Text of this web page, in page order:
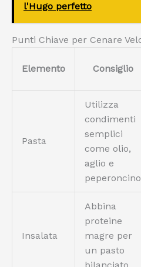
l'Hugo perfetto
Punti Chiave per Cenare
Elemento Consiglio
Pasta
Utilizza
condimenti
semplici
come olio,
aglio e
peperoncino
Insalata
Abbina
proteine
magre per
un pasto